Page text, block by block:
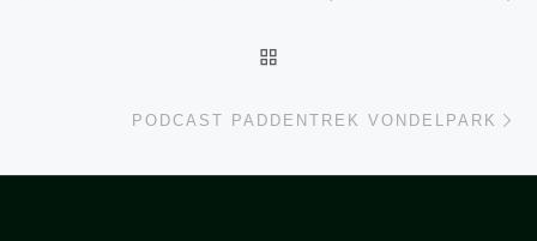
PODCAST PADDENTREK VONDELPARK